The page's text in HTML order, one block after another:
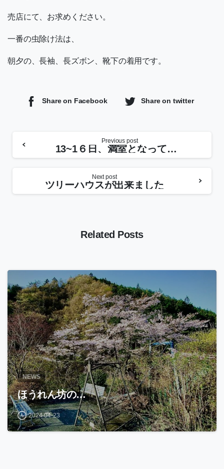
売店にて、お求めください。
一番の虫除け法は、
朝夕の、長袖、長ズボン、靴下の着用です。
Share on Facebook Share on twitter
Previous post
13~1６日、満室となっております。
Next post
ツリーハウスが出来ました
Related Posts
NEWS
ほうれん坊の…
2024-04-23